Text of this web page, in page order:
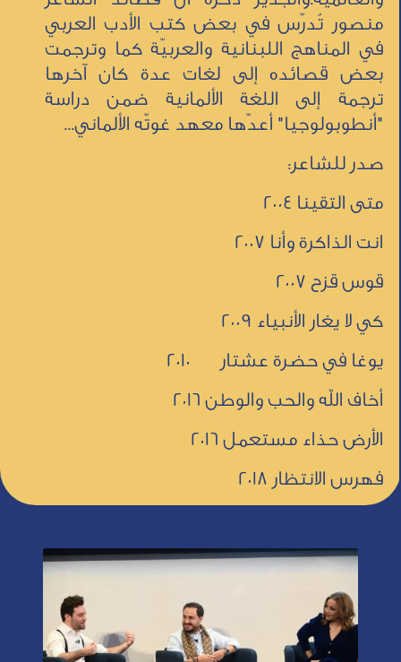
منصور تُدرّس في بعض كتب الأدب العربي
في المناهج اللبنانية والعربيّة كما وترجمت
بعض قصائده إلى لغات عدة كان آخرها
ترجمة إلى اللغة الألمانية ضمن دراسة
"أنطوبولوجيا" أعدّها معهد غوتّه الألماني...
صدر للشاعر:
متى التقينا 2004
انت الذاكرة وأنا 2007
قوس قزح 2007
كي لا يغار الأنبياء 2009
يوغا في حضرة عشتار 2010
أخاف الله والحب والوطن 2016
الأرض حذاء مستعمل 2016
فهرس الانتظار 2018